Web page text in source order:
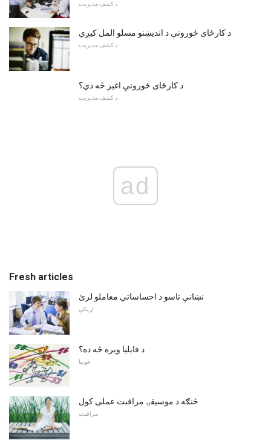
د کشف مدیریت
د کارځای ځورونې د اندیښنو مسلو المل کیږي
د کشف مدیریت
د کارځای ځورونې اغیز څه دي؟
د کشف مدیریت
ad
Fresh articles
نښانې تاسو د احساساتي معاملو لرئ
اړیکې
د فایلیا ویره څه ده؟
فوبیا
څنګه د موسیقۍ مراقبت عملی کول
مراقبت